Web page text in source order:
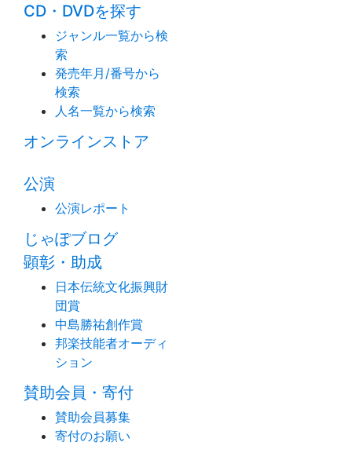
CD・DVDを探す
ジャンル一覧から検
索
発売年月/番号から
検索
人名一覧から検索
オンラインストア
公演
公演レポート
じゃぽブログ
顕彰・助成
日本伝統文化振興財
団賞
中島勝祐創作賞
邦楽技能者オーディ
ション
賛助会員・寄付
賛助会員募集
寄付のお願い